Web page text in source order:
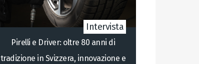
Intervista
Pirelli e Driver: oltre 80 anni di
tradizione in Svizzera, innovazione e